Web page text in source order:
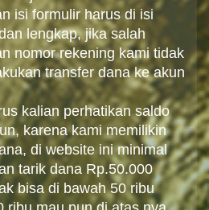
isi formulir harus di isi
lengkap, jika salah
nomor rekening kami tidak
transfer dana ke akun
kalian perhatikan saldo
karena kami memilikin
di website ini minimal
tarik dana Rp.50.000
bisa di bawah 50 ribu